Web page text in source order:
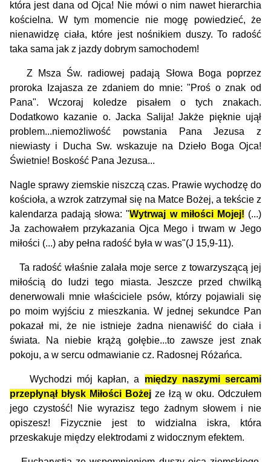
która jest dana od Ojca! Nie mówi o nim na­wet hierarchia
kościelna. W tym momencie nie mogę powiedzieć, że
nienawidzę ciała, które jest nośnikiem duszy. To radość
taka sama jak z jazdy dobrym samochodem!
Z Msza Św. radiowej padają Słowa Boga poprzez
proroka Izajasza ze zdaniem do mnie: "Proś o znak od
Pana". Wczoraj koledze pisałem o tych znakach.
Dodatkowo kazanie o. Jacka Salija! Jakże pięknie ujął
problem...niemożliwość powstania Pana Jezusa z
niewiasty i Ducha Sw. wskazuje na Dzieło Boga Ojca!
Świetnie! Boskość Pana Jezusa...
Nagle sprawy ziemskie niszczą czas. Prawie wychodzę do
kościoła, a wzrok zatrzymał się na Matce Bożej, a tekście z
kalendarza padają słowa: "Wytrwaj w miłości Mojej! (...)
Ja zachowałem przykazania Ojca Mego i trwam w Jego
miłości (...) aby pełna radość była w was"(J 15,9-11).
Ta radość właśnie zalała moje serce z towarzyszącą jej
miłością do ludzi tego miasta. Jeszcze przed chwilką
denerwowali mnie właściciele psów, którzy pojawiali się
po moim wyjściu z mieszkania. W jednej sekundce Pan
pokazał mi, że nie istnieje żadna nienawiść do ciała i
świata. Na niebie krążą gołębie...to zawsze jest znak
pokoju, a w sercu odmawianie cz. Radosnej Różańca.
Wychodzi mój kapłan, a między naszymi sercami
przepłynął błysk Miłości Bożej ze łzą w oku. Odczułem
jego czystość! Nie wyrazisz tego żadnym słowem i nie
opiszesz! Fizycznie jest to widzialna iskra, która
przeskakuje między elektroda­mi z widocznym efektem.